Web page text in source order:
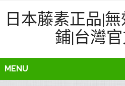
日本藤素正品|
鋪|台灣
MENU